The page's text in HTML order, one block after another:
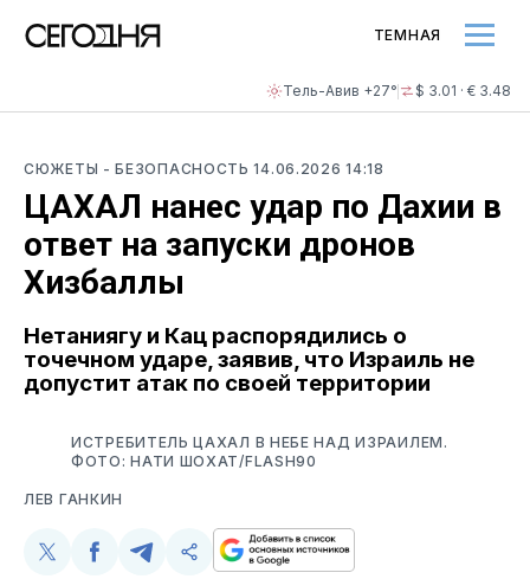
Тель-Авив +27° $ 3.01 · € 3.48
ТЕМНАЯ
СЮЖЕТЫ - БЕЗОПАСНОСТЬ14.06.2026 14:18
ЦАХАЛ нанес удар по Дахии в
ответ на запуски дронов
Хизбаллы
Нетаниягу и Кац распорядились о
точечном ударе, заявив, что Израиль не
допустит атак по своей территории
ИСТРЕБИТЕЛЬ ЦАХАЛ В НЕБЕ НАД ИЗРАИЛЕМ.
ФОТО: НАТИ ШОХАТ/FLASH90
ЛЕВ ГАНКИН
Поделиться
Поделиться
Поделиться
Скопируйте